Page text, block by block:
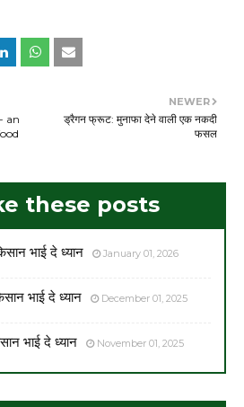
NEWER
ड्रैगन फ्रूट: मुनाफा देने वाली एक नकदी
फसल
an
these posts
भाई दे ध्यान January 01, 2026
भाई दे ध्यान December 01, 2025
भाई दे ध्यान November 01, 2025